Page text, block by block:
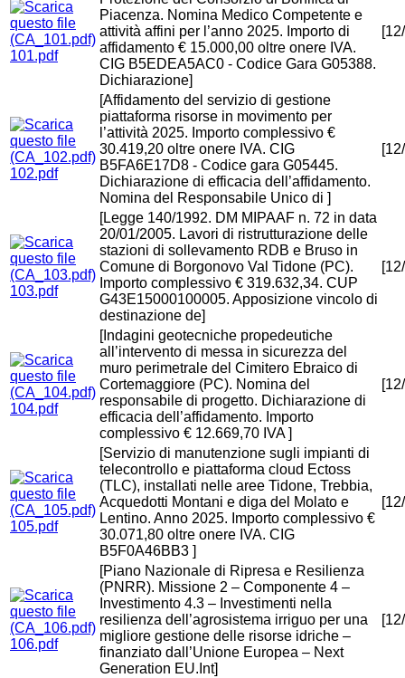
101.pdf
Piacenza. Nomina Medico Competente e
attività affini per l’anno 2025. Importo di
affidamento € 15.000,00 oltre onere IVA.
CIG B5EDEA5AC0 - Codice Gara G05388.
Dichiarazione]
102.pdf
[Affidamento del servizio di gestione
piattaforma risorse in movimento per
l’attività 2025. Importo complessivo €
30.419,20 oltre onere IVA. CIG
B5FA6E17D8 - Codice gara G05445.
Dichiarazione di efficacia dell’affidamento.
Nomina del Responsabile Unico di ]
103.pdf
[Legge 140/1992. DM MIPAAF n. 72 in data
20/01/2005. Lavori di ristrutturazione delle
stazioni di sollevamento RDB e Bruso in
Comune di Borgonovo Val Tidone (PC).
Importo complessivo € 319.632,34. CUP
G43E15000100005. Apposizione vincolo di
destinazione de]
104.pdf
[Indagini geotecniche propedeutiche
all’intervento di messa in sicurezza del
muro perimetrale del Cimitero Ebraico di
Cortemaggiore (PC). Nomina del
responsabile di progetto. Dichiarazione di
efficacia dell’affidamento. Importo
complessivo € 12.669,70 IVA ]
105.pdf
[Servizio di manutenzione sugli impianti di
telecontrollo e piattaforma cloud Ectoss
(TLC), installati nelle aree Tidone, Trebbia,
Acquedotti Montani e diga del Molato e
Lentino. Anno 2025. Importo complessivo €
30.071,80 oltre onere IVA. CIG
B5F0A46BB3 ]
106.pdf
[Piano Nazionale di Ripresa e Resilienza
(PNRR). Missione 2 – Componente 4 –
Investimento 4.3 – Investimenti nella
resilienza dell’agrosistema irriguo per una
migliore gestione delle risorse idriche –
finanziato dall’Unione Europea – Next
Generation EU.Int]